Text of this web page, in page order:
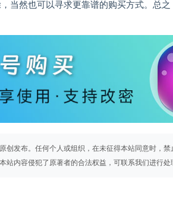
当然也可以寻求更靠谱的购买方式。总
创发布。任何个人或组织，在未征得本站同意时，禁
内容侵犯了原著者的合法权益，可联系我们进行处